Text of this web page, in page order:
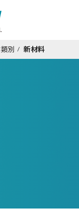
別 / 新材料